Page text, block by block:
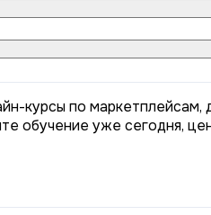
курсы по
обучение уже сегодня,